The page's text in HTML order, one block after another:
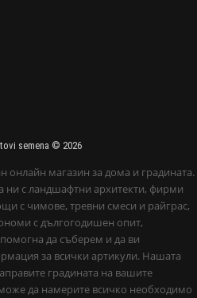
semena © 2026
онлайн магазин за дома и градината.
ни с ландшафтни архитекти, фирми
с чимове, тревни смеси и райграс,
с дългогодишен опит,
да съберем и да ви
за всички артикули. Нашата
градината на вашите
да намерите всичко необходимо